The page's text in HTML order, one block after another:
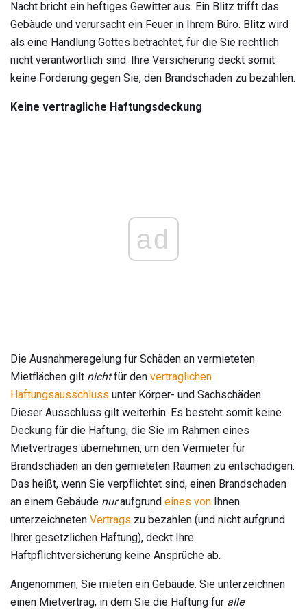
Nacht bricht ein heftiges Gewitter aus. Ein Blitz trifft das
Gebäude und verursacht ein Feuer in Ihrem Büro. Blitz wird
als eine Handlung Gottes betrachtet, für die Sie rechtlich
nicht verantwortlich sind. Ihre Versicherung deckt somit
keine Forderung gegen Sie, den Brandschaden zu bezahlen.
Keine vertragliche Haftungsdeckung
ad
Die Ausnahmeregelung für Schäden an vermieteten
Mietflächen gilt nichtfür den vertraglichen
Haftungsausschluss unter Körper- und Sachschäden.
Dieser Ausschluss gilt weiterhin. Es besteht somit keine
Deckung für die Haftung, die Sie im Rahmen eines
Mietvertrages übernehmen, um den Vermieter für
Brandschäden an den gemieteten Räumen zu entschädigen.
Das heißt, wenn Sie verpflichtet sind, einen Brandschaden
an einem Gebäude nuraufgrund eines von Ihnen
unterzeichneten Vertrags zu bezahlen (und nicht aufgrund
Ihrer gesetzlichen Haftung), deckt Ihre
Haftpflichtversicherung keine Ansprüche ab.
Angenommen, Sie mieten ein Gebäude. Sie unterzeichnen
einen Mietvertrag, in dem Sie die Haftung für alle